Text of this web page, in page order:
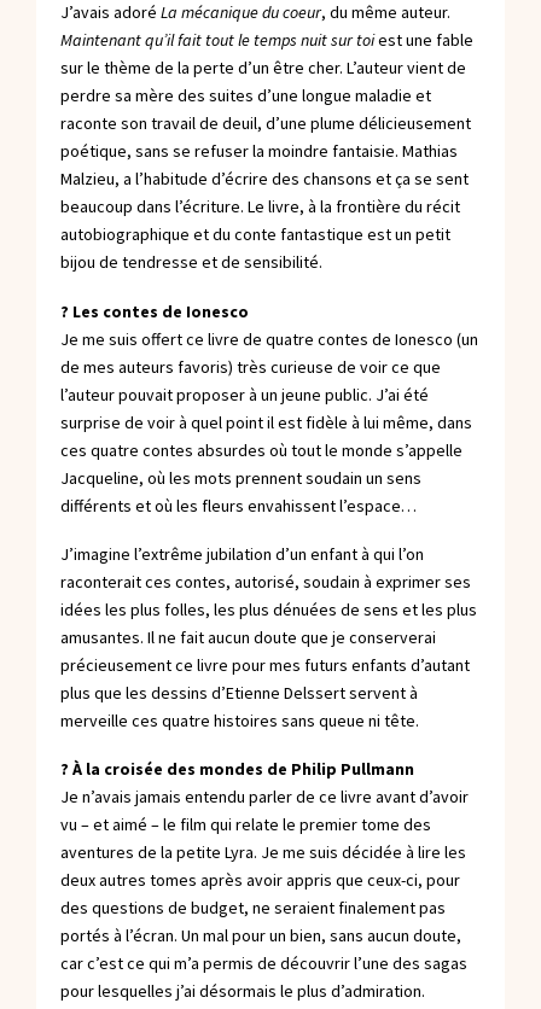
J’avais adoré La mécanique du coeur, du même auteur.
Maintenant qu’il fait tout le temps nuit sur toiest une fable
sur le thème de la perte d’un être cher. L’auteur vient de
perdre sa mère des suites d’une longue maladie et
raconte son travail de deuil, d’une plume délicieusement
poétique, sans se refuser la moindre fantaisie. Mathias
Malzieu, a l’habitude d’écrire des chansons et ça se sent
beaucoup dans l’écriture. Le livre, à la frontière du récit
autobiographique et du conte fantastique est un petit
bijou de tendresse et de sensibilité.
? Les contes de Ionesco
Je me suis offert ce livre de quatre contes de Ionesco (un
de mes auteurs favoris) très curieuse de voir ce que
l’auteur pouvait proposer à un jeune public. J’ai été
surprise de voir à quel point il est fidèle à lui même, dans
ces quatre contes absurdes où tout le monde s’appelle
Jacqueline, où les mots prennent soudain un sens
différents et où les fleurs envahissent l’espace…
J’imagine l’extrême jubilation d’un enfant à qui l’on
raconterait ces contes, autorisé, soudain à exprimer ses
idées les plus folles, les plus dénuées de sens et les plus
amusantes. Il ne fait aucun doute que je conserverai
précieusement ce livre pour mes futurs enfants d’autant
plus que les dessins d’Etienne Delssert servent à
merveille ces quatre histoires sans queue ni tête.
? À la croisée des mondes de Philip Pullmann
Je n’avais jamais entendu parler de ce livre avant d’avoir
vu – et aimé – le film qui relate le premier tome des
aventures de la petite Lyra. Je me suis décidée à lire les
deux autres tomes après avoir appris que ceux-ci, pour
des questions de budget, ne seraient finalement pas
portés à l’écran. Un mal pour un bien, sans aucun doute,
car c’est ce qui m’a permis de découvrir l’une des sagas
pour lesquelles j’ai désormais le plus d’admiration.